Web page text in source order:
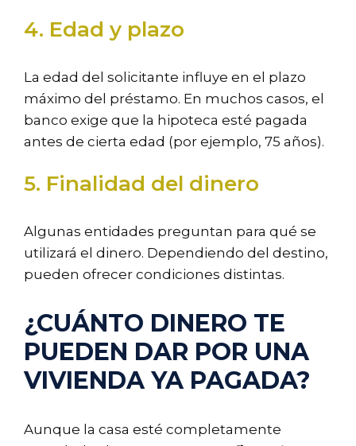
4. Edad y plazo
La edad del solicitante influye en el plazo
máximo del préstamo. En muchos casos, el
banco exige que la hipoteca esté pagada
antes de cierta edad (por ejemplo, 75 años).
5. Finalidad del dinero
Algunas entidades preguntan para qué se
utilizará el dinero. Dependiendo del destino,
pueden ofrecer condiciones distintas.
¿CUÁNTO DINERO TE
PUEDEN DAR POR UNA
VIVIENDA YA PAGADA?
Aunque la casa esté completamente